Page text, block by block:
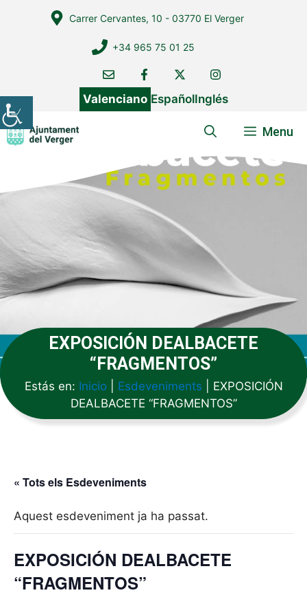
Carrer Cervantes, 10 - 03770 El Verger
+34 965 75 01 25
Valenciano EspañolInglés
Menu
EXPOSICIÓN DEALBACETE
“FRAGMENTOS”
Estás en: Inicio| Esdeveniments
EXPOSICIÓN
DEALBACETE “FRAGMENTOS”
« Tots els Esdeveniments
Aquest esdeveniment ja ha passat.
EXPOSICIÓN DEALBACETE
“FRAGMENTOS”